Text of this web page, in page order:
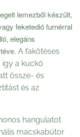
lemezből készült,
feketediófurnérral
elegáns
A fakötéses
így a kuckó
össze- és
és az
hangulatot
macskabútor